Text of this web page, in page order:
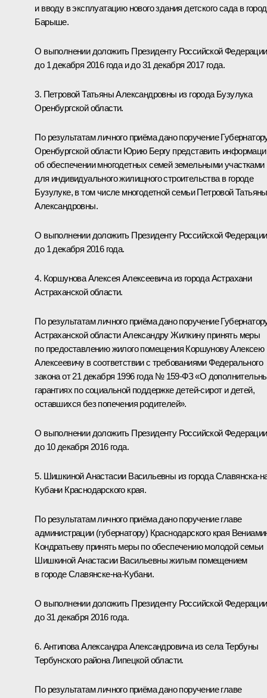
и вводу в эксплуатацию нового здания детского сада в
Барыше.
О выполнении доложить Президенту Российской Федерации
до 1 декабря 2016 года и до 31 декабря 2017 года.
3. Петровой Татьяны Александровны из города Бузулука
Оренбургской области.
По результатам личного приёма дано поручение
Оренбургской области Юрию Бергу представить
об обеспечении многодетных семей земельными участками
для индивидуального жилищного строительства в городе
Бузулуке, в том числе многодетной семьи Петровой Татьяны
Александровны.
О выполнении доложить Президенту Российской Федерации
до 1 декабря 2016 года.
4. Коршунова Алексея Алексеевича из города Астрахани
Астраханской области.
По результатам личного приёма дано поручение
Астраханской области Александру Жилкину принять меры
по предоставлению жилого помещения Коршунову Алексею
Алексеевичу в соответствии с требованиями Федерального
закона от 21 декабря 1996 года № 159-ФЗ «О
гарантиях по социальной поддержке детей-сирот и детей,
оставшихся без попечения родителей».
О выполнении доложить Президенту Российской Федерации
до 10 декабря 2016 года.
5. Шишкиной Анастасии Васильевны из города Славянска-
Кубани Краснодарского края.
По результатам личного приёма дано поручение главе
администрации (губернатору) Краснодарского края
Кондратьеву принять меры по обеспечению молодой семьи
Шишкиной Анастасии Васильевны жилым помещением
в городе Славянске-на-Кубани.
О выполнении доложить Президенту Российской Федерации
до 31 декабря 2016 года.
6. Антипова Александра Александровича из села Тербуны
Тербунского района Липецкой области.
По результатам личного приёма дано поручение главе